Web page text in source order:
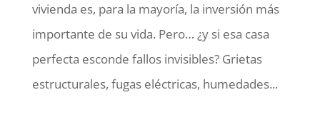
vivienda es, para la mayoría, la inversión más
importante de su vida. Pero… ¿y si esa casa
perfecta esconde fallos invisibles? Grietas
estructurales, fugas eléctricas, humedades...